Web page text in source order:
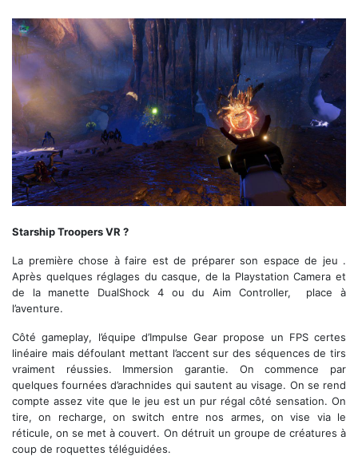
Starship Troopers VR ?
La première chose à faire est de préparer son espace de jeu .
Après quelques réglages du casque, de la Playstation Camera et
de la manette DualShock 4 ou du Aim Controller, place à
l’aventure.
Côté gameplay, l’équipe d’Impulse Gear propose un FPS certes
linéaire mais défoulant mettant l’accent sur des séquences de tirs
vraiment réussies. Immersion garantie. On commence par
quelques fournées d’arachnides qui sautent au visage. On se rend
compte assez vite que le jeu est un pur régal côté sensation. On
tire, on recharge, on switch entre nos armes, on vise via le
réticule, on se met à couvert. On détruit un groupe de créatures à
coup de roquettes téléguidées.